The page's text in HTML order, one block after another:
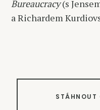
Bureaucracy(s
a Richardem